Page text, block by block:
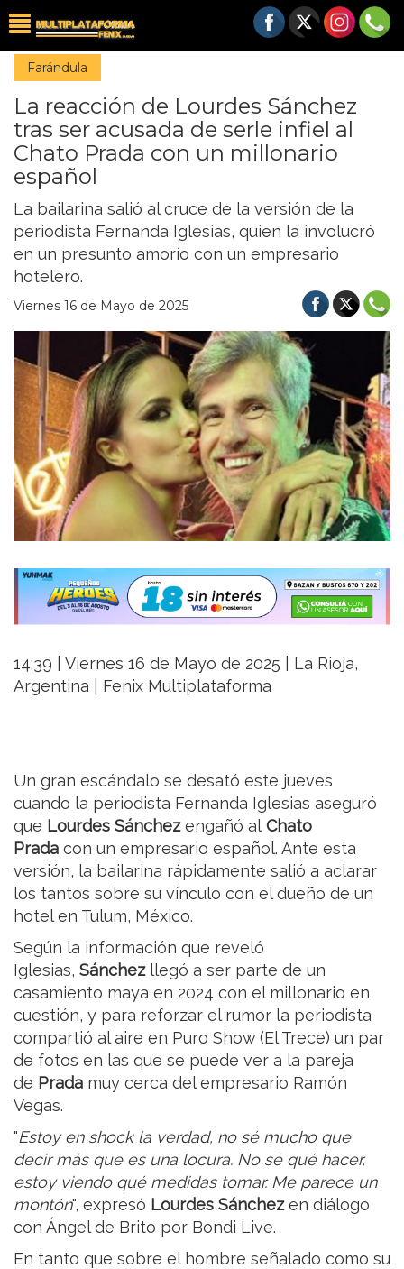
Farándula
La reacción de Lourdes Sánchez
tras ser acusada de serle infiel al
Chato Prada con un millonario
español
La bailarina salió al cruce de la versión de la
periodista Fernanda Iglesias, quien la involucró
en un presunto amorío con un empresario
hotelero.
Viernes 16 de Mayo de 2025
14:39 | Viernes 16 de Mayo de 2025 | La Rioja,
Argentina | Fenix Multiplataforma
Un gran escándalo se desató este jueves
cuando la periodista Fernanda Iglesias aseguró
que Lourdes Sánchezengañó al Chato
Prada con un empresario español. Ante esta
versión, la bailarina rápidamente salió a aclarar
los tantos sobre su vínculo con el dueño de un
hotel en Tulum, México.
Según la información que reveló
Iglesias, Sánchez llegó a ser parte de un
casamiento maya en 2024 con el millonario en
cuestión, y para reforzar el rumor la periodista
compartió al aire en Puro Show (El Trece) un par
de fotos en las que se puede ver a la pareja
de Prada muy cerca del empresario Ramón
Vegas.
"Estoy en shock la verdad, no sé mucho que
decir más que es una locura. No sé qué hacer,
estoy viendo qué medidas tomar. Me parece un
montón", expresó Lourdes Sánchezen diálogo
con Ángel de Brito por Bondi Live.
En tanto que sobre el hombre señalado como su